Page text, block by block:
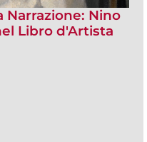
Narrazione: Nino
Libro d'Artista